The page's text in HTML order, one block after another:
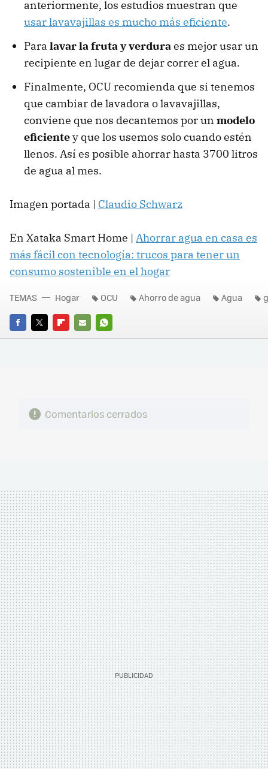
anteriormente, los estudios muestran que
usar lavavajillas es mucho más eficiente.
Para lavar la fruta y verduraes mejor usar un
recipiente en lugar de dejar correr el agua.
Finalmente, OCU recomienda que si tenemos
que cambiar de lavadora o lavavajillas,
conviene que nos decantemos por un modelo
eficientey que los usemos solo cuando estén
llenos. Así es posible ahorrar hasta 3700 litros
de agua al mes.
Imagen portada | Claudio Schwarz
En Xataka Smart Home | Ahorrar agua en casa es
más fácil con tecnología: trucos para tener un
consumo sostenible en el hogar
FACEBOOK
TWITTERFLIPBOARD
E-
WHATSAPP
TEMAS Hogar OCU Ahorro de agua Agua
Comentarios cerrados